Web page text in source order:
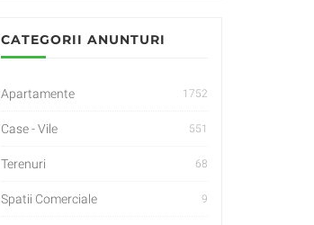
CATEGORII ANUNTURI
Apartamente 1752
Case - Vile 551
Terenuri 68
Spatii Comerciale 9